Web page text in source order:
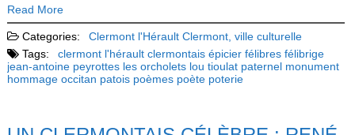
Read More
Categories: Clermont l'Hérault Clermont, ville culturelle
Tags:
clermont l'hérault clermontais épicier félibres félibrige
jean-antoine peyrottes les orcholets lou tioulat paternel monument
hommage occitan patois poèmes poète poterie